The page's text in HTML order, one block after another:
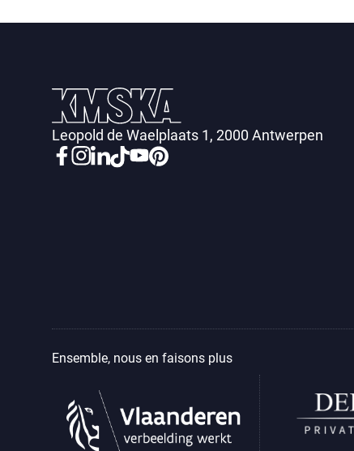
Leopold de Waelplaats 1, 2000 Antwerpen
Ensemble, nous en faisons plus